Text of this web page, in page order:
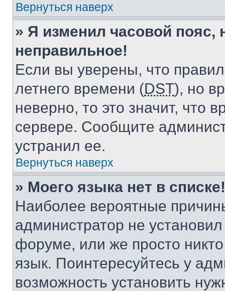
Вернуться наверх
» Я изменил часовой пояс,
неправильное!
Если вы уверены, что
летнего времени (DST), но
неверно, то это значит, что
сервере. Сообщите
устранил ее.
Вернуться наверх
» Моего языка нет в списке!
Наиболее вероятные
администратор не
форуме, или же просто
язык. Поинтересуйтесь у
возможность установить